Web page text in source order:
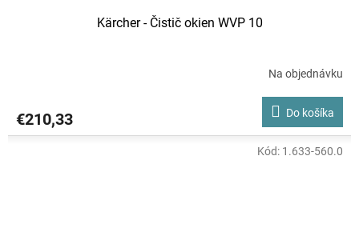
Kärcher - Čistič okien WVP 10
Na objednávku
€210,33 Do košíka
Kód: 1.633-560.0